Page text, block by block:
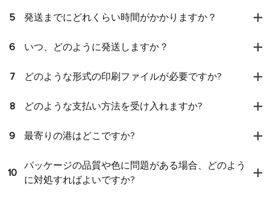
5 発送までにどれくらい時間がかかりますか？
6 いつ、どのように発送しますか？
7 どのような形式の印刷ファイルが必要ですか?
8 どのような支払い方法を受け入れますか?
9 最寄りの港はどこですか?
10
パッケージの品質や色に問題がある場合、どのよう
に対処すればよいですか?